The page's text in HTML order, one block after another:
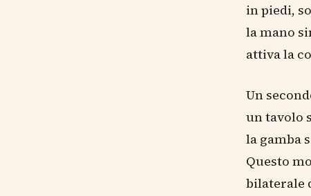
in piedi,
la mano
attiva la
Un
un tavolo
la gamba
Questo
bilaterale